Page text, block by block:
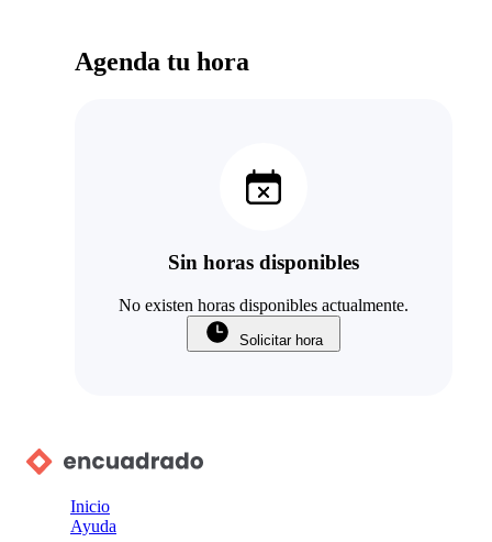
Agenda tu hora
Sin horas disponibles
No existen horas disponibles actualmente.
Solicitar hora
Inicio
Ayuda